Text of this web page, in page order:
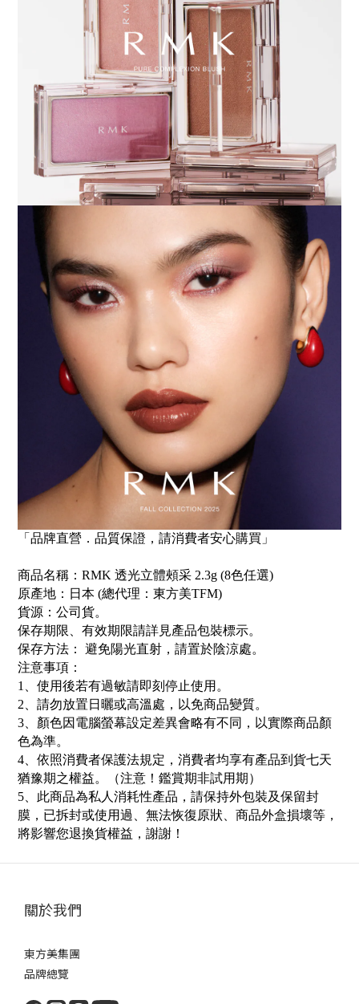
「品牌直營．品質保證，請消費者安心購買」
商品名稱：RMK 透光立體頰采 2.3g (8色任選)
原產地： 日本 (總代理：東方美TFM)
貨源：公司貨。
保存期限 、有效期限請詳見產品包裝標示。
保存方法： 避免陽光直射，請置於陰涼處。
注意事項：
1
、使用後若有過敏請即刻停止使用。
2 、請勿放置日曬或高溫處，以免商品變質。
3 、顏色因電腦螢幕設定差異會略有不同，以實際商品顏
色為準。
4 、依照消費者保護法規定，消費者均享有產品到貨七天
猶豫期之權益。（注意！鑑賞期非試用期）
5 、此商品為私人消耗性產品，請保持外包裝及保留封
膜，已拆封或使用過、無法恢復原狀、商品外盒損壞等，
將影響您退換貨權益，謝謝 ！
關於我們
東方美集團
品牌總覽